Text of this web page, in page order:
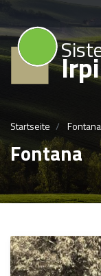
Startseite Fontana
Fontana